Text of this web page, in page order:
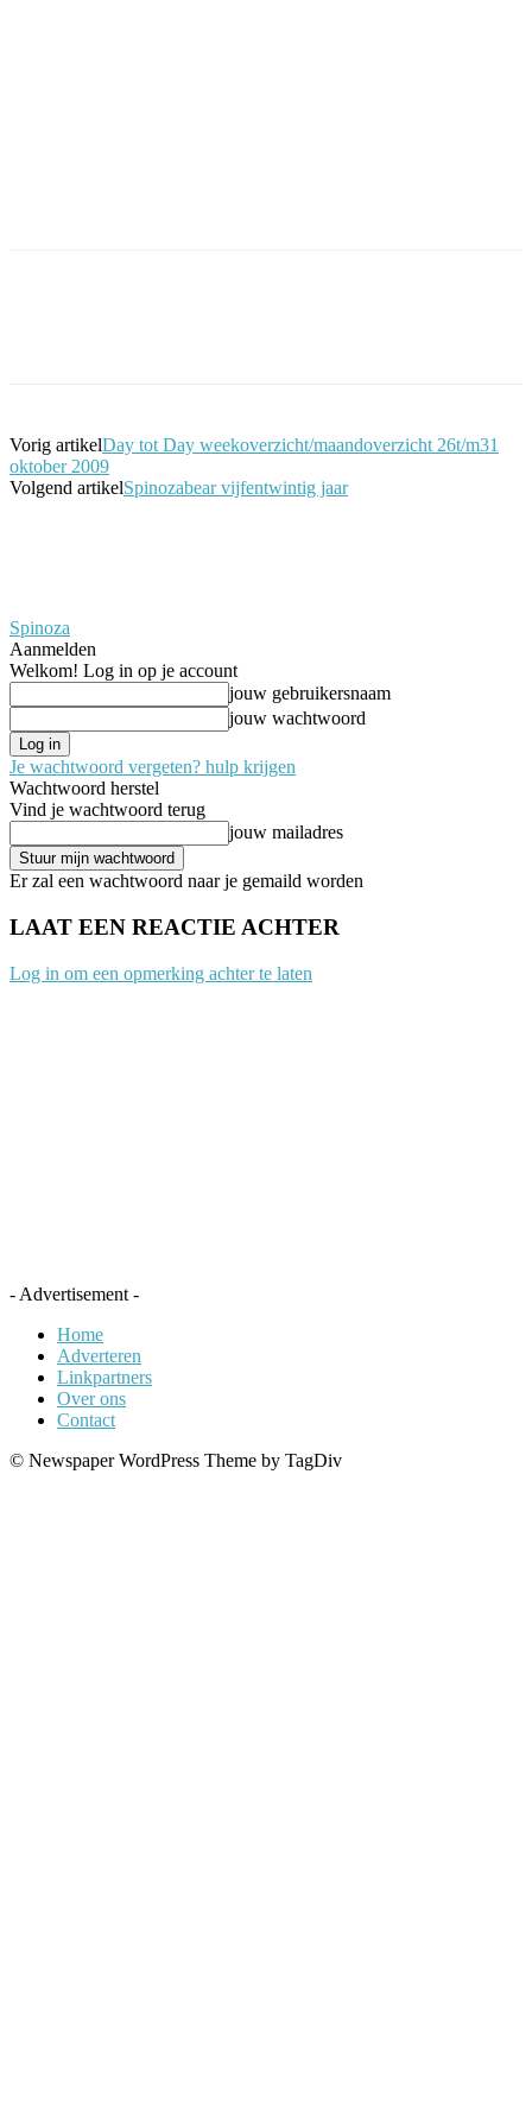
Vorig artikelDay tot Day weekoverzicht/maandoverzicht 26t/m31
oktober 2009
Volgend artikelSpinozabear vijfentwintig jaar
Spinoza
Aanmelden
Welkom! Log in op je account
jouw gebruikersnaam
jouw wachtwoord
Je wachtwoord vergeten? hulp krijgen
Wachtwoord herstel
Vind je wachtwoord terug
jouw mailadres
Er zal een wachtwoord naar je gemaild worden
LAAT EEN REACTIE ACHTER
Log in om een opmerking achter te laten
- Advertisement -
Home
Adverteren
Linkpartners
Over ons
Contact
© Newspaper WordPress Theme by TagDiv